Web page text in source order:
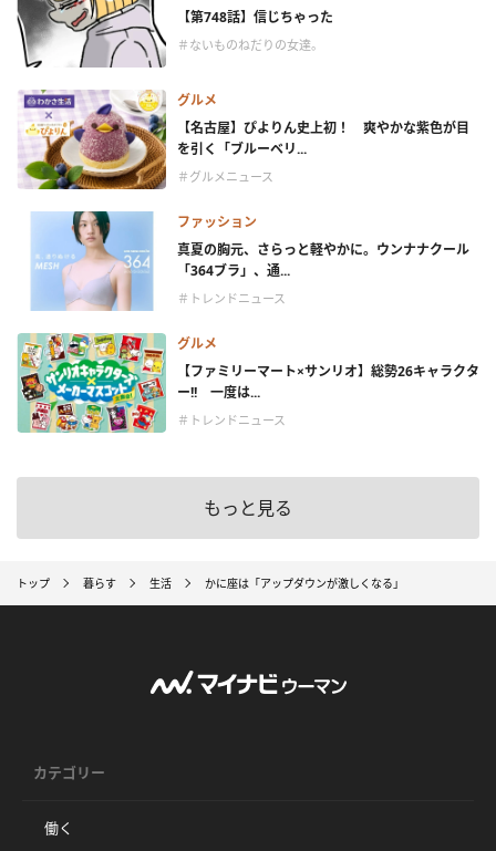
【第748話】信じちゃった
＃ないものねだりの女達。
グルメ
【名古屋】ぴよりん史上初！ 爽やかな紫色が目
を引く「ブルーベリ...
＃グルメニュース
ファッション
真夏の胸元、さらっと軽やかに。ウンナナクール
「364ブラ」、通...
＃トレンドニュース
グルメ
【ファミリーマート×サンリオ】総勢26キャラクタ
ー!! 一度は...
＃トレンドニュース
もっと見る
トップ 暮らす 生活 かに座は「アップダウンが激しくなる」
カテゴリー
働く